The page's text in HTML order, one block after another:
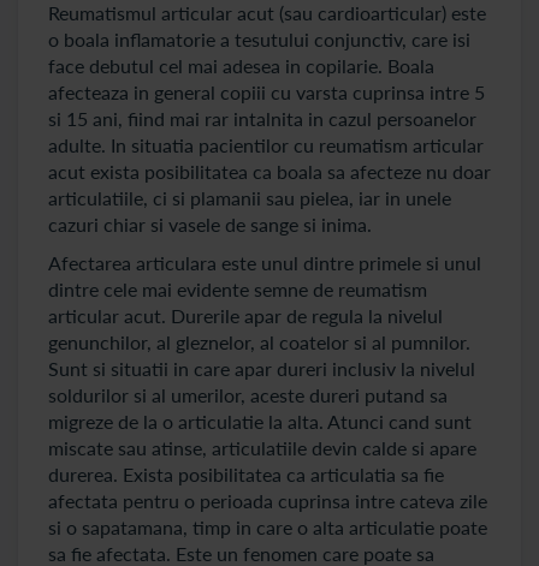
Reumatismul articular acut (sau cardioarticular) este
o boala inflamatorie a tesutului conjunctiv, care isi
face debutul cel mai adesea in copilarie. Boala
afecteaza in general copiii cu varsta cuprinsa intre 5
si 15 ani, fiind mai rar intalnita in cazul persoanelor
adulte. In situatia pacientilor cu reumatism articular
acut exista posibilitatea ca boala sa afecteze nu doar
articulatiile, ci si plamanii sau pielea, iar in unele
cazuri chiar si vasele de sange si inima.
Afectarea articulara este unul dintre primele si unul
dintre cele mai evidente semne de reumatism
articular acut. Durerile apar de regula la nivelul
genunchilor, al gleznelor, al coatelor si al pumnilor.
Sunt si situatii in care apar dureri inclusiv la nivelul
soldurilor si al umerilor, aceste dureri putand sa
migreze de la o articulatie la alta. Atunci cand sunt
miscate sau atinse, articulatiile devin calde si apare
durerea. Exista posibilitatea ca articulatia sa fie
afectata pentru o perioada cuprinsa intre cateva zile
si o sapatamana, timp in care o alta articulatie poate
sa fie afectata. Este un fenomen care poate sa